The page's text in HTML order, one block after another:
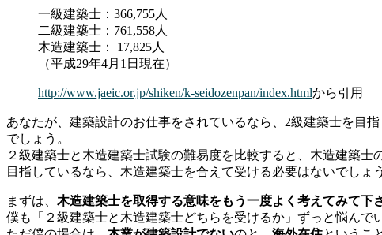
一級建築士：366,755人
二級建築士：761,558人
木造建築士： 17,825人
（平成29年4月1日現在）
http://www.jaeic.or.jp/shiken/k-seidozenpan/index.htmlから引用
あなたが、建築設計のお仕事をされているなら、2級建築士を目
でしょう。
２級建築士と木造建築士試験の難易度を比較すると、木造建築
目指しているなら、木造建築士を合えて受ける必要はないでしょう
まずは、 木造建築士を取得する意味をもう一度よく考えてみて下
僕も「２級建築士と木造建築士どちらを受けるか」ずっと悩んで